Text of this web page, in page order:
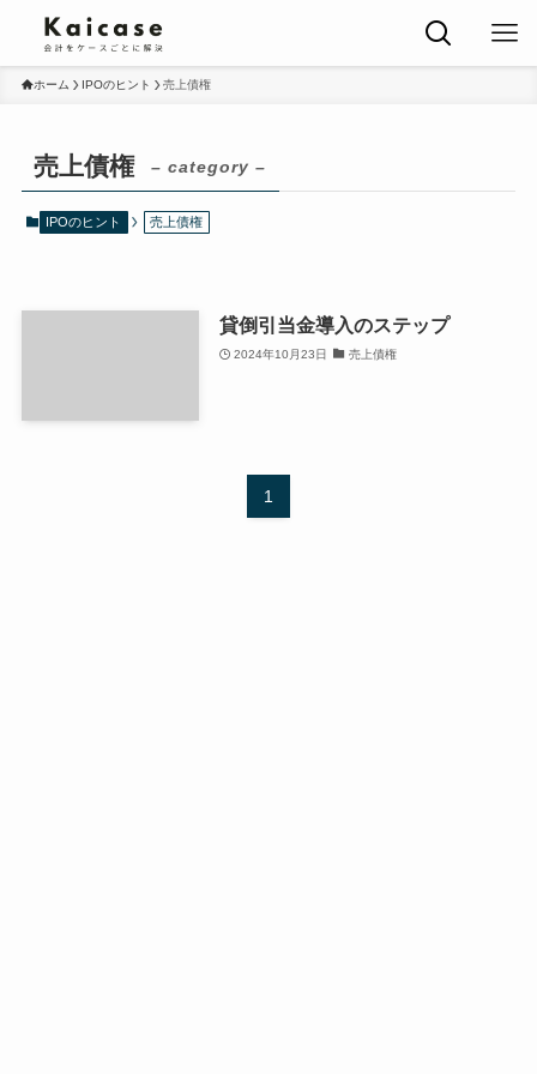
ホーム IPOのヒント 売上債権
売上債権 – category –
IPOのヒント 売上債権
貸倒引当金導入のステップ
2024年10月23日 売上債権
1